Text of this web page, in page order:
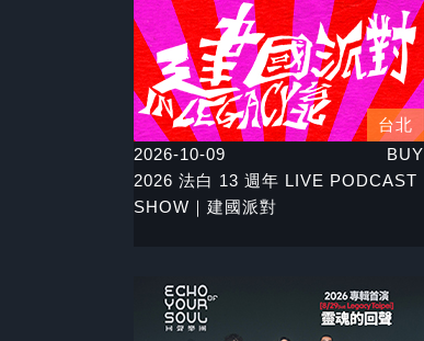
台北
2026-10-09
BUY
2026 法白 13 週年 LIVE PODCAST
SHOW｜建國派對